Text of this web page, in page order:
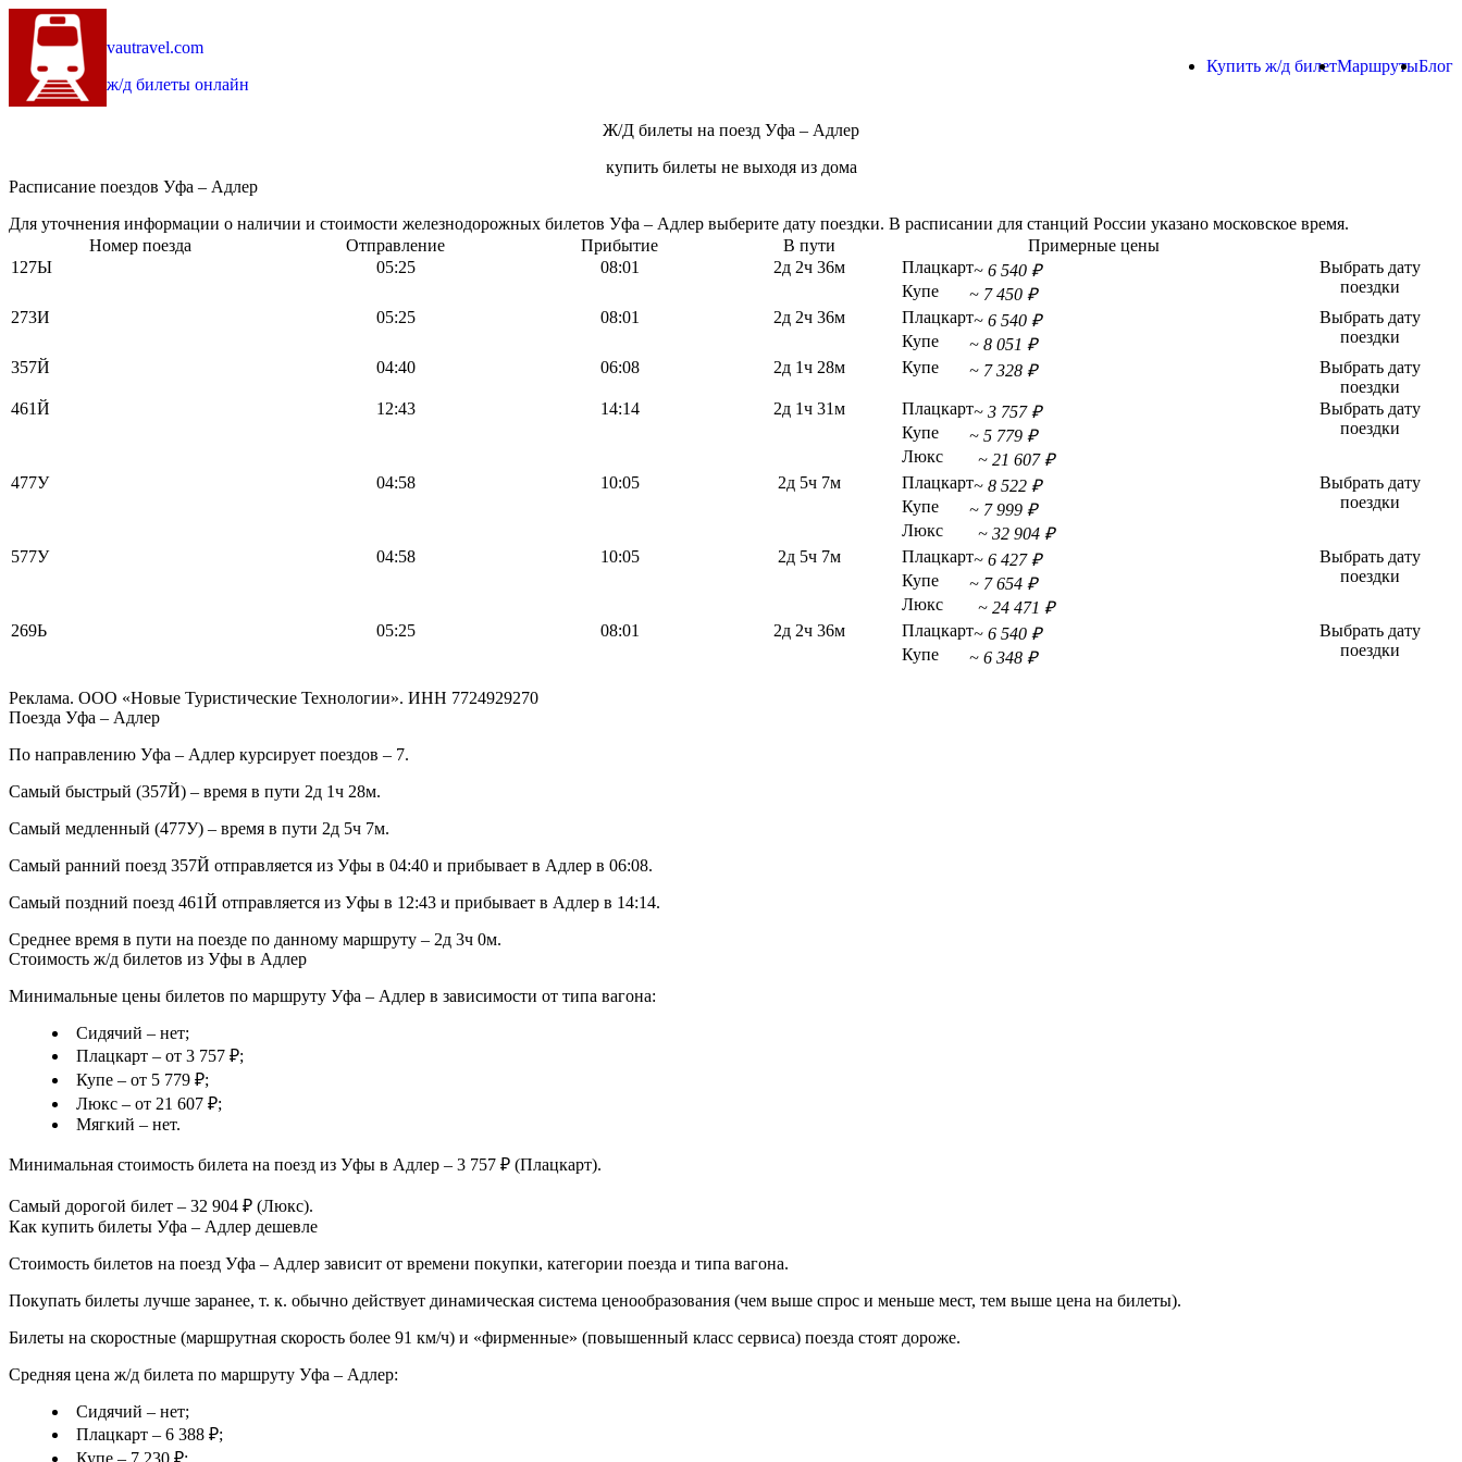
vautravel.com
ж/д билеты онлайн
Купить ж/д билетМаршрутыБлог
Ж/Д билеты на поезд Уфа – Адлер
купить билеты не выходя из дома
Расписание поездов Уфа – Адлер
Для уточнения информации о наличии и стоимости железнодорожных билетов Уфа – Адлер выберите дату поездки. В расписании для станций России указано московское время.
Номер поезда
Отправление Прибытие В пути
Примерные цены
127Ы
05:25 08:01 2д 2ч 36м Плацкарт~ 6 540 ₽
Купе
~ 7 450 ₽
Выбрать дату
поездки
273И
05:25 08:01 2д 2ч 36м Плацкарт~ 6 540 ₽
Купе
~ 8 051 ₽
Выбрать дату
поездки
357Й
04:40 06:08 2д 1ч 28м Купе ~ 7 328 ₽
Выбрать дату
поездки
461Й
12:43 14:14 2д 1ч 31м Плацкарт~ 3 757 ₽
Купе
~ 5 779 ₽
Люкс
~ 21 607 ₽
Выбрать дату
поездки
477У 04:58 10:05 2д 5ч 7м Плацкарт~ 8 522 ₽
Купе
~ 7 999 ₽
Люкс
~ 32 904 ₽
Выбрать дату
поездки
577У 04:58 10:05 2д 5ч 7м Плацкарт~ 6 427 ₽
Купе
~ 7 654 ₽
Люкс
~ 24 471 ₽
Выбрать дату
поездки
269Ь 05:25 08:01 2д 2ч 36м Плацкарт~ 6 540 ₽
Купе
~ 6 348 ₽
Выбрать дату
поездки
Реклама. ООО «Новые Туристические Технологии». ИНН 7724929270
Поезда Уфа – Адлер
По направлению Уфа – Адлер курсирует поездов – 7.
Самый быстрый (357Й) – время в пути 2д 1ч 28м.
Самый медленный (477У) – время в пути 2д 5ч 7м.
Самый ранний поезд 357Й отправляется из Уфы в 04:40 и прибывает в Адлер в 06:08.
Самый поздний поезд 461Й отправляется из Уфы в 12:43 и прибывает в Адлер в 14:14.
Среднее время в пути на поезде по данному маршруту – 2д 3ч 0м.
Стоимость ж/д билетов из Уфы в Адлер
Минимальные цены билетов по маршруту Уфа – Адлер в зависимости от типа вагона:
Сидячий – нет;
Плацкарт – от 3 757 ₽;
Купе – от 5 779 ₽;
Люкс – от 21 607 ₽;
Мягкий – нет.
Минимальная стоимость билета на поезд из Уфы в Адлер – 3 757 ₽ (Плацкарт).
Самый дорогой билет – 32 904 ₽ (Люкс).
Как купить билеты Уфа – Адлер дешевле
Стоимость билетов на поезд Уфа – Адлер зависит от времени покупки, категории поезда и типа вагона.
Покупать билеты лучше заранее, т. к. обычно действует динамическая система ценообразования (чем выше спрос и меньше мест, тем выше цена на билеты).
Билеты на скоростные (маршрутная скорость более 91 км/ч) и «фирменные» (повышенный класс сервиса) поезда стоят дороже.
Средняя цена ж/д билета по маршруту Уфа – Адлер:
Сидячий – нет;
Плацкарт – 6 388 ₽;